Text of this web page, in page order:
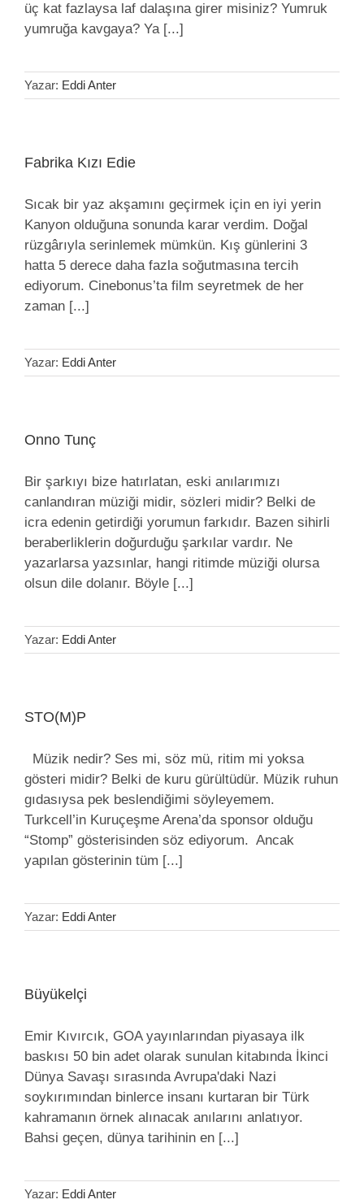
üç kat fazlaysa laf dalaşına girer misiniz? Yumruk
yumruğa kavgaya? Ya [...]
Yazar: Eddi Anter
Fabrika Kızı Edie
Sıcak bir yaz akşamını geçirmek için en iyi yerin
Kanyon olduğuna sonunda karar verdim. Doğal
rüzgârıyla serinlemek mümkün. Kış günlerini 3
hatta 5 derece daha fazla soğutmasına tercih
ediyorum. Cinebonus’ta film seyretmek de her
zaman [...]
Yazar: Eddi Anter
Onno Tunç
Bir şarkıyı bize hatırlatan, eski anılarımızı
canlandıran müziği midir, sözleri midir? Belki de
icra edenin getirdiği yorumun farkıdır. Bazen sihirli
beraberliklerin doğurduğu şarkılar vardır. Ne
yazarlarsa yazsınlar, hangi ritimde müziği olursa
olsun dile dolanır. Böyle [...]
Yazar: Eddi Anter
STO(M)P
Müzik nedir? Ses mi, söz mü, ritim mi yoksa
gösteri midir? Belki de kuru gürültüdür. Müzik ruhun
gıdasıysa pek beslendiğimi söyleyemem.
Turkcell’in Kuruçeşme Arena’da sponsor olduğu
“Stomp” gösterisinden söz ediyorum. Ancak
yapılan gösterinin tüm [...]
Yazar: Eddi Anter
Büyükelçi
Emir Kıvırcık, GOA yayınlarından piyasaya ilk
baskısı 50 bin adet olarak sunulan kitabında İkinci
Dünya Savaşı sırasında Avrupa'daki Nazi
soykırımından binlerce insanı kurtaran bir Türk
kahramanın örnek alınacak anılarını anlatıyor.
Bahsi geçen, dünya tarihinin en [...]
Yazar: Eddi Anter